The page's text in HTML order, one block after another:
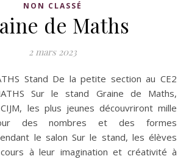
NON CLASSÉ
de Maths
2 mars 2023
Sur le stand Graine de Maths,
les plus jeunes découvriront mille
des nombres et des formes
le salon Sur le stand, les élèves
à leur imagination et créativité à